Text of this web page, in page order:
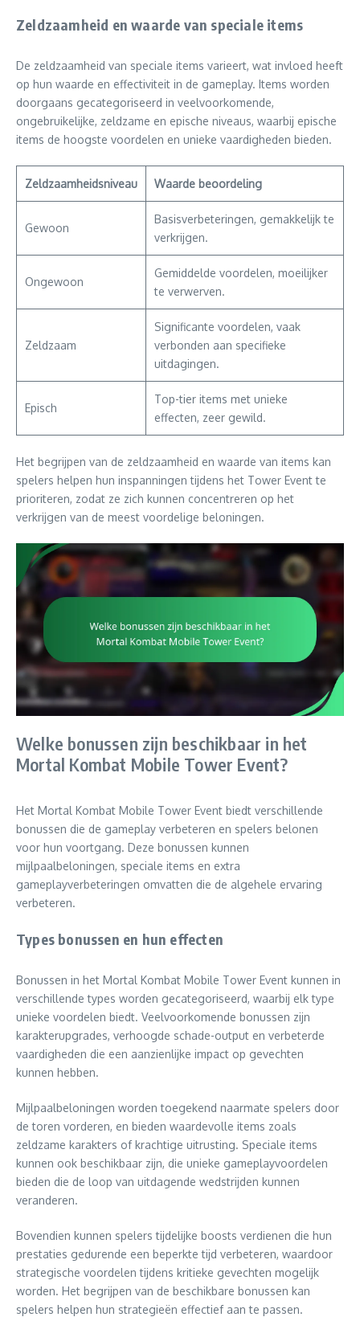
Zeldzaamheid en waarde van speciale items
De zeldzaamheid van speciale items varieert, wat invloed heeft
op hun waarde en effectiviteit in de gameplay. Items worden
doorgaans gecategoriseerd in veelvoorkomende,
ongebruikelijke, zeldzame en epische niveaus, waarbij epische
items de hoogste voordelen en unieke vaardigheden bieden.
Zeldzaamheidsniveau Waarde beoordeling
Gewoon
Basisverbeteringen, gemakkelijk te
verkrijgen.
Ongewoon
Gemiddelde voordelen, moeilijker
te verwerven.
Zeldzaam
Significante voordelen, vaak
verbonden aan specifieke
uitdagingen.
Episch
Top-tier items met unieke
effecten, zeer gewild.
Het begrijpen van de zeldzaamheid en waarde van items kan
spelers helpen hun inspanningen tijdens het Tower Event te
prioriteren, zodat ze zich kunnen concentreren op het
verkrijgen van de meest voordelige beloningen.
Welke bonussen zijn beschikbaar in het
Mortal Kombat Mobile Tower Event?
Het Mortal Kombat Mobile Tower Event biedt verschillende
bonussen die de gameplay verbeteren en spelers belonen
voor hun voortgang. Deze bonussen kunnen
mijlpaalbeloningen, speciale items en extra
gameplayverbeteringen omvatten die de algehele ervaring
verbeteren.
Types bonussen en hun effecten
Bonussen in het Mortal Kombat Mobile Tower Event kunnen in
verschillende types worden gecategoriseerd, waarbij elk type
unieke voordelen biedt. Veelvoorkomende bonussen zijn
karakterupgrades, verhoogde schade-output en verbeterde
vaardigheden die een aanzienlijke impact op gevechten
kunnen hebben.
Mijlpaalbeloningen worden toegekend naarmate spelers door
de toren vorderen, en bieden waardevolle items zoals
zeldzame karakters of krachtige uitrusting. Speciale items
kunnen ook beschikbaar zijn, die unieke gameplayvoordelen
bieden die de loop van uitdagende wedstrijden kunnen
veranderen.
Bovendien kunnen spelers tijdelijke boosts verdienen die hun
prestaties gedurende een beperkte tijd verbeteren, waardoor
strategische voordelen tijdens kritieke gevechten mogelijk
worden. Het begrijpen van de beschikbare bonussen kan
spelers helpen hun strategieën effectief aan te passen.